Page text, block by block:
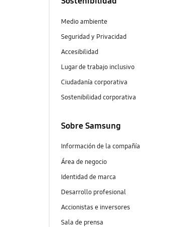
Medio ambiente
Seguridad y Privacidad
Accesibilidad
Lugar de trabajo inclusivo
Ciudadanía corporativa
Sostenibilidad corporativa
Sobre Samsung
Información de la compañía
Área de negocio
Identidad de marca
Desarrollo profesional
Accionistas e inversores
Sala de prensa